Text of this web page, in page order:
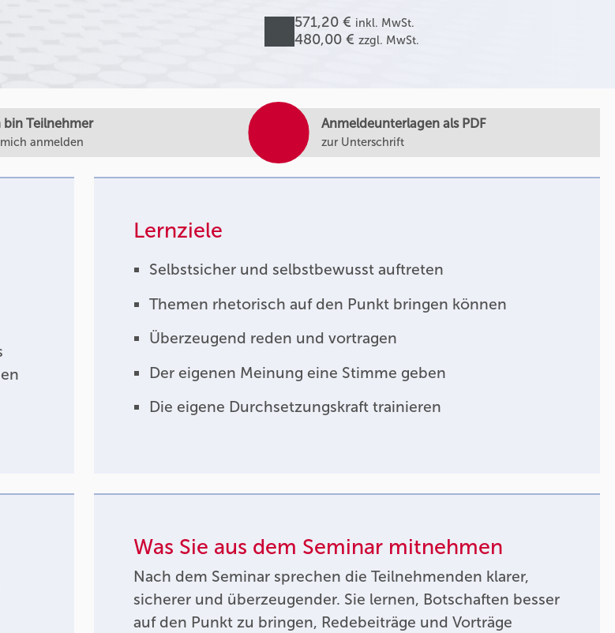
571,20 € inkl. MwSt.
480,00 € zzgl. MwSt.
Lernziele
Selbstsicher und selbstbewusst auftreten
Themen rhetorisch auf den Punkt bringen können
Überzeugend reden und vortragen
Der eigenen Meinung eine Stimme geben
Die eigene Durchsetzungskraft trainieren
Was Sie aus dem Seminar mitnehmen
Nach dem Seminar sprechen die Teilnehmenden klarer,
sicherer und überzeugender. Sie lernen, Botschaften besser
auf den Punkt zu bringen, Redebeiträge und Vorträge
bin Teilnehmer
anmelden
Anmeldeunterlagen als PDF
zur Unterschrift